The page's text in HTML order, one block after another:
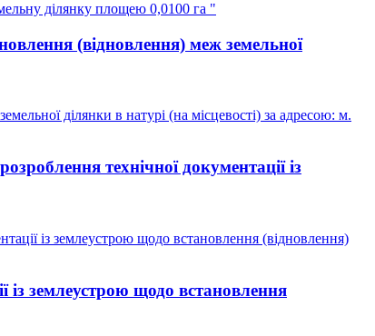
ділянку площею 0,0100 га "
(відновлення) меж земельної
ділянки в натурі (на місцевості) за адресою: м.
технічної документації із
із землеустрою щодо встановлення (відновлення)
землеустрою щодо встановлення